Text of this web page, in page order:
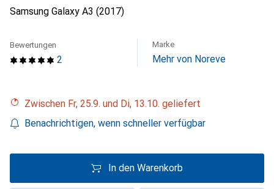
Samsung Galaxy A3 (2017)
2
Bewertungen Marke
Mehr von Noreve
Zwischen Fr, 25.9. und Di, 13.10. geliefert
Benachrichtigen, wenn schneller verfügbar
In den Warenkorb